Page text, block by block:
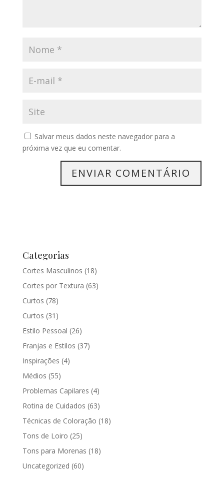
Salvar meus dados neste navegador para a
próxima vez que eu comentar.
Categorias
Cortes Masculinos (18)
Cortes por Textura (63)
Curtos (78)
Curtos (31)
Estilo Pessoal (26)
Franjas e Estilos (37)
Inspirações (4)
Médios (55)
Problemas Capilares (4)
Rotina de Cuidados (63)
Técnicas de Coloração (18)
Tons de Loiro (25)
Tons para Morenas (18)
Uncategorized (60)